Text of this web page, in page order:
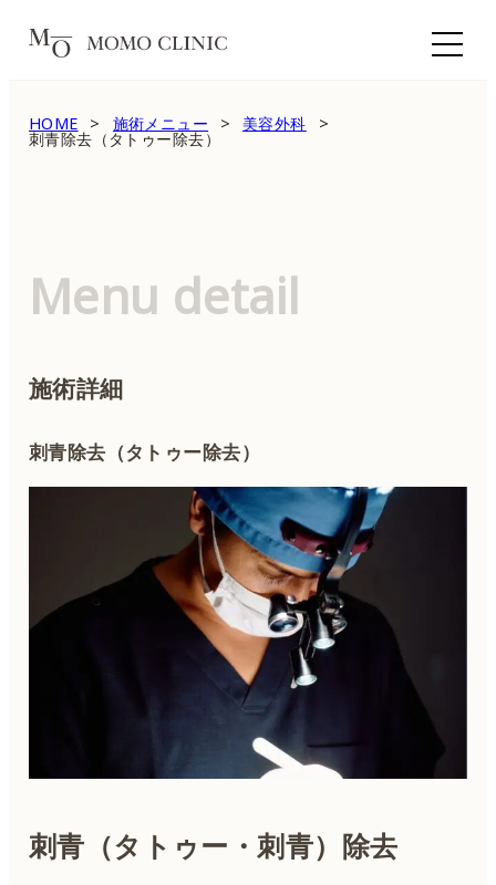
HOME 施術メニュー 美容外科
刺青除去（タトゥー除去）
Menu detail
施術詳細
刺青除去（タトゥー除去）
刺青（タトゥー・刺青）除去